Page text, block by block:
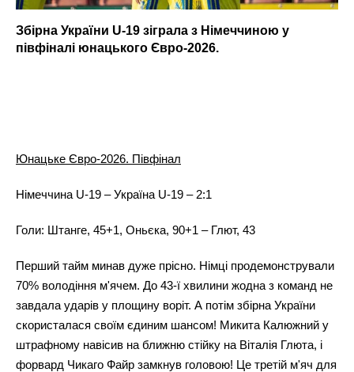
Збірна України U-19 зіграла з Німеччиною у
півфіналі юнацького Євро-2026.
Юнацьке Євро-2026. Півфінал
Німеччина U-19 – Україна U-19 – 2:1
Голи: Штанге, 45+1, Оньєка, 90+1 – Глют, 43
Перший тайм минав дуже прісно. Німці продемонстрували
70% володіння м'ячем. До 43-ї хвилини жодна з команд не
завдала ударів у площину воріт. А потім збірна України
скористалася своїм єдиним шансом! Микита Калюжний у
штрафному навісив на ближню стійку на Віталія Глюта, і
форвард Чикаго Файр замкнув головою! Це третій м'яч для